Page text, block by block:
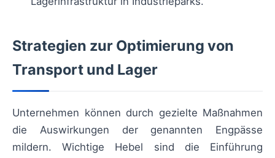
Strategien zur Optimierung von
Transport und Lager
Unternehmen können durch gezielte Maßnahmen
die Auswirkungen der genannten Engpässe
mildern. Wichtige Hebel sind die Einführung